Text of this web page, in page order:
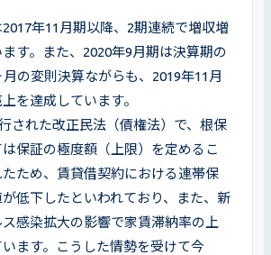
年11月期以降、2期連続で増収増
す。また、2020年9月期は決算期の
の変則決算ながらも、2019年11月
を達成しています。
された改正民法（債権法）で、根保
保証の極度額（上限）を定めるこ
たため、賃貸借契約における連帯保
低下したといわれており、また、新
感染拡大の影響で家賃滞納率の上
ます。こうした情勢を受けて今